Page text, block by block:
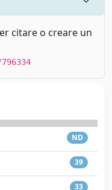
citare o creare un
ND
39
33